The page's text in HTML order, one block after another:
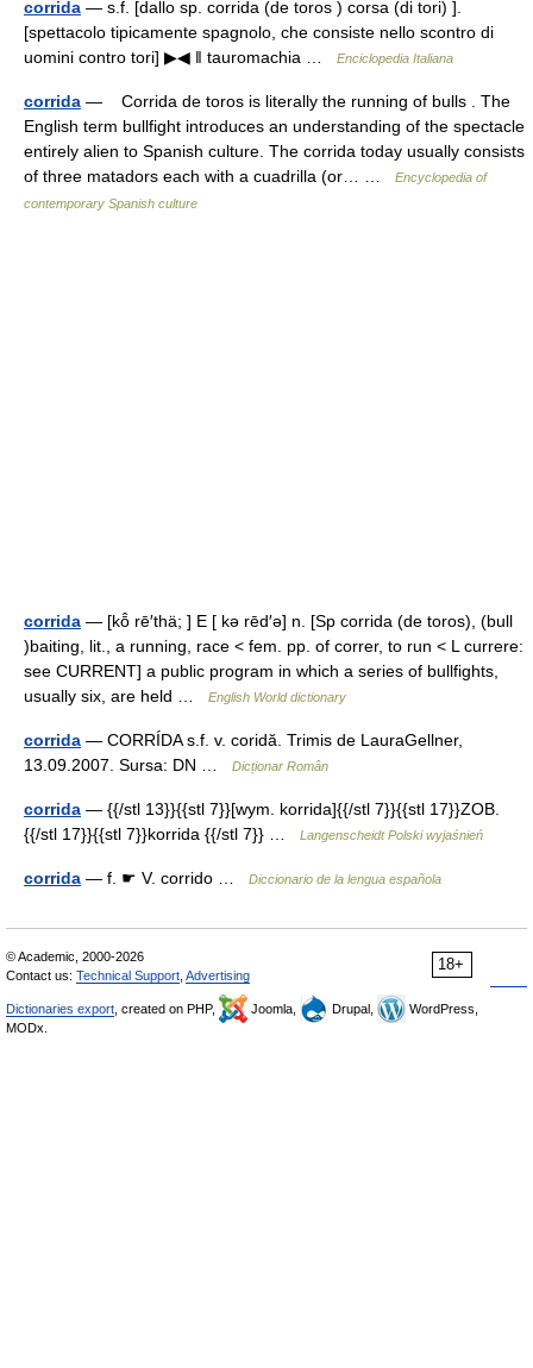
corrida — s.f. [dallo sp. corrida (de toros ) corsa (di tori) ].
[spettacolo tipicamente spagnolo, che consiste nello scontro di
uomini contro tori] ▶◀ ‖ tauromachia …
Enciclopedia Italiana
corrida — Corrida de toros is literally the running of bulls . The
English term bullfight introduces an understanding of the spectacle
entirely alien to Spanish culture. The corrida today usually consists
of three matadors each with a cuadrilla (or… …
Encyclopedia of
contemporary Spanish culture
corrida — [kō̂ rē′thä; ] E [ kə rēd′ə] n. [Sp corrida (de toros), (bull
)baiting, lit., a running, race < fem. pp. of correr, to run < L currere:
see CURRENT] a public program in which a series of bullfights,
usually six, are held …
English World dictionary
corrida — CORRÍDA s.f. v. coridă. Trimis de LauraGellner,
13.09.2007. Sursa: DN …
Dicționar Român
corrida — {{/stl 13}}{{stl 7}}[wym. korrida]{{/stl 7}}{{stl 17}}ZOB.
{{/stl 17}}{{stl 7}}korrida {{/stl 7}} …
Langenscheidt Polski wyjaśnień
corrida — f. ☛ V. corrido … Diccionario de la lengua española
18+
© Academic, 2000-2026
Contact us: Technical Support Advertising
Dictionaries export , created on PHP, Joomla, Drupal,
WordPress,
MODx.